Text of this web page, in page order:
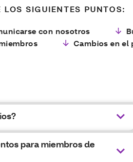
LOS SIGUIENTES PUNTOS:
con nosotros
Cambios en el
para miembros de